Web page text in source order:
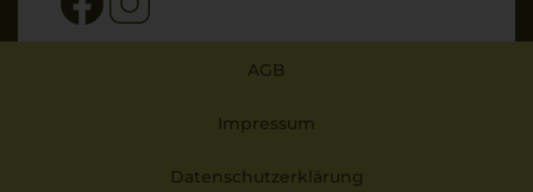
AGB
Impressum
Datenschutzerklärung